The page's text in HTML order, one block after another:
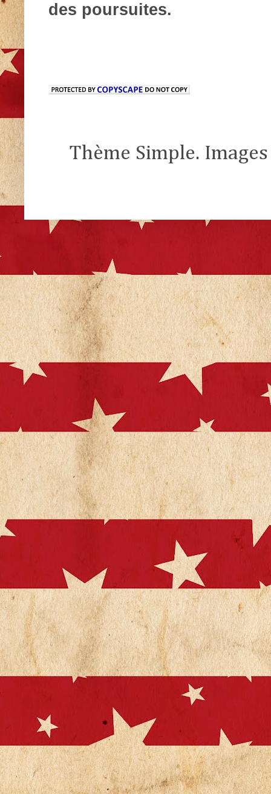
des poursuites.
Thème Simple.